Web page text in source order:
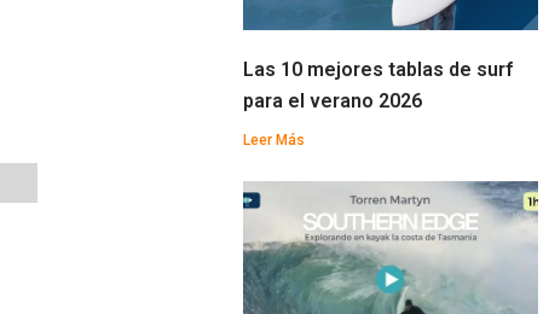
Las 10 mejores tablas de surf
para el verano 2026
Leer Más